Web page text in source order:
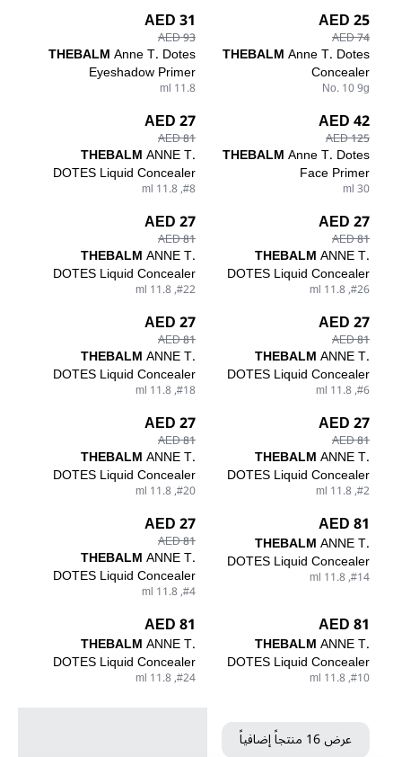
25 AED
74 AED
THEBALMAnne T. Dotes
Concealer
No. 10 9g
31 AED
93 AED
THEBALMAnne T. Dotes
Eyeshadow Primer
11.8 ml
42 AED
125 AED
THEBALMAnne T. Dotes
Face Primer
30 ml
27 AED
81 AED
THEBALMANNE T.
DOTES Liquid Concealer
#8, 11.8 ml
27 AED
81 AED
THEBALMANNE T.
DOTES Liquid Concealer
#26, 11.8 ml
27 AED
81 AED
THEBALMANNE T.
DOTES Liquid Concealer
#22, 11.8 ml
27 AED
81 AED
THEBALMANNE T.
DOTES Liquid Concealer
#6, 11.8 ml
27 AED
81 AED
THEBALMANNE T.
DOTES Liquid Concealer
#18, 11.8 ml
27 AED
81 AED
THEBALMANNE T.
DOTES Liquid Concealer
#2, 11.8 ml
27 AED
81 AED
THEBALMANNE T.
DOTES Liquid Concealer
#20, 11.8 ml
81 AED
THEBALMANNE T.
DOTES Liquid Concealer
#14, 11.8 ml
27 AED
81 AED
THEBALMANNE T.
DOTES Liquid Concealer
#4, 11.8 ml
81 AED
THEBALMANNE T.
DOTES Liquid Concealer
#10, 11.8 ml
81 AED
THEBALMANNE T.
DOTES Liquid Concealer
#24, 11.8 ml
عرض 16 منتجاً إضافياً